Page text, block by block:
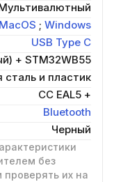
MacOS ; Windows
USB Type C
+ STM32WB55
и пластик
CC EAL5 +
Bluetooth
Черный
без
их на